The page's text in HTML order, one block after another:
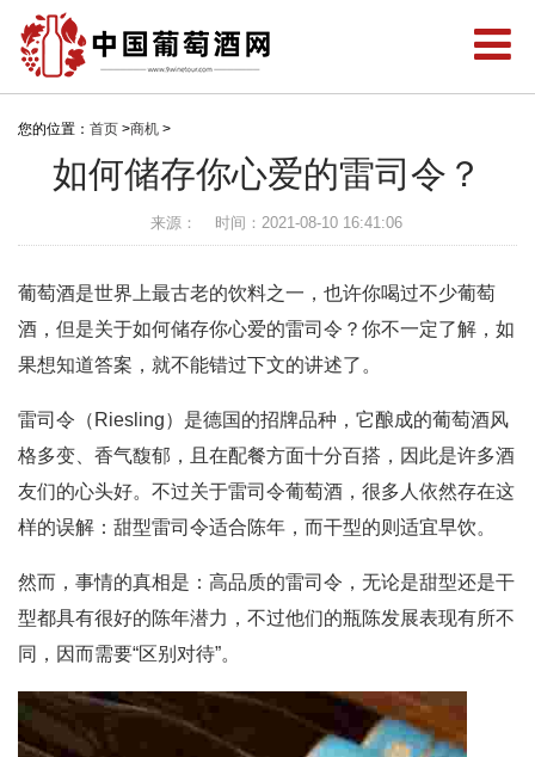
您的位置： 首页 >商机 >
如何储存你心爱的雷司令？
来源： 时间：2021-08-10 16:41:06
葡萄酒是世界上最古老的饮料之一，也许你喝过不少葡萄
酒，但是关于如何储存你心爱的雷司令？你不一定了解，如
果想知道答案，就不能错过下文的讲述了。
雷司令（Riesling）是德国的招牌品种，它酿成的葡萄酒风
格多变、香气馥郁，且在配餐方面十分百搭，因此是许多酒
友们的心头好。不过关于雷司令葡萄酒，很多人依然存在这
样的误解：甜型雷司令适合陈年，而干型的则适宜早饮。
然而，事情的真相是：高品质的雷司令，无论是甜型还是干
型都具有很好的陈年潜力，不过他们的瓶陈发展表现有所不
同，因而需要“区别对待”。